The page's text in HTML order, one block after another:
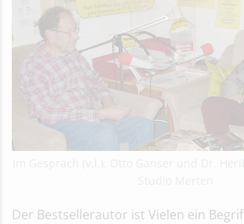
Der Bestsellerautor ist Vielen ein